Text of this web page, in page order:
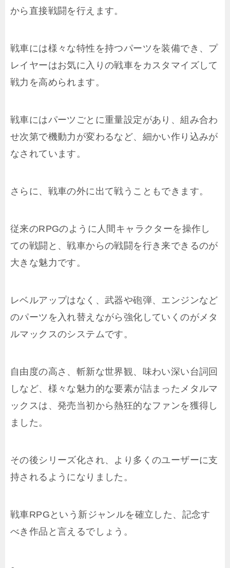
から直接戦闘を行えます。
戦車には様々な特性を持つパーツを装備でき、プ
レイヤーはお気に入りの戦車をカスタマイズして
戦力を高められます。
戦車にはパーツごとに重量設定があり、組み合わ
せ次第で機動力が変わるなど、細かい作り込みが
なされています。
さらに、戦車の外に出て戦うこともできます。
従来のRPGのように人間キャラクターを操作し
ての戦闘と、戦車からの戦闘を行き来できるのが
大きな魅力です。
レベルアップはなく、武器や砲弾、エンジンなど
のパーツを入れ替えながら強化していくのがメタ
ルマックスのシステムです。
自由度の高さ、斬新な世界観、味わい深い台詞回
しなど、様々な魅力的な要素が詰まったメタルマ
ックスは、発売当初から熱狂的なファンを獲得し
ました。
その後シリーズ化され、より多くのユーザーに支
持されるようになりました。
戦車RPGという新ジャンルを確立した、記念す
べき作品と言えるでしょう。